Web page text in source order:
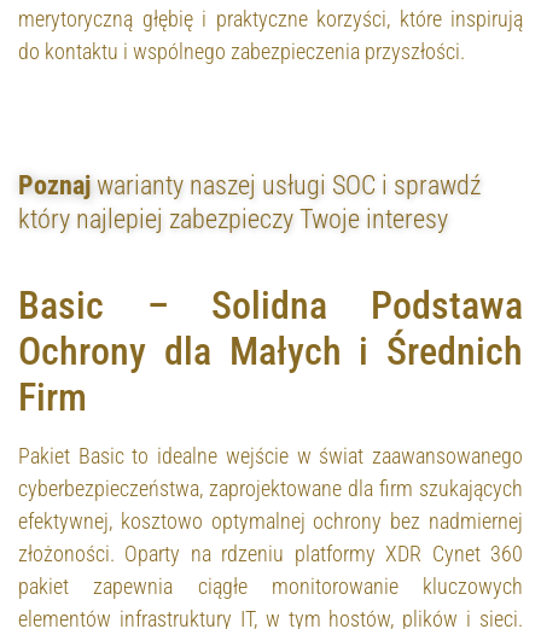
merytoryczną głębię i praktyczne korzyści, które inspirują
do kontaktu i wspólnego zabezpieczenia przyszłości.
Poznaj warianty naszej usługi SOC i sprawdź
który najlepiej zabezpieczy Twoje interesy
Basic – Solidna Podstawa
Ochrony dla Małych i Średnich
Firm
Pakiet Basic to idealne wejście w świat zaawansowanego
cyberbezpieczeństwa, zaprojektowane dla firm szukających
efektywnej, kosztowo optymalnej ochrony bez nadmiernej
złożoności. Oparty na rdzeniu platformy XDR Cynet 360
pakiet zapewnia ciągłe monitorowanie kluczowych
elementów infrastruktury IT, w tym hostów, plików i sieci.